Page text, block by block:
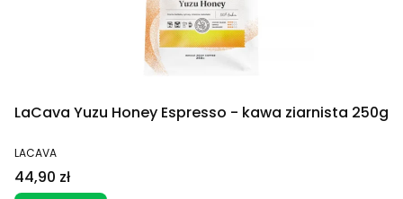
LaCava Yuzu Honey Espresso - kawa ziarnista 250g
PRODUCENT
LACAVA
Cena
44,90 zł